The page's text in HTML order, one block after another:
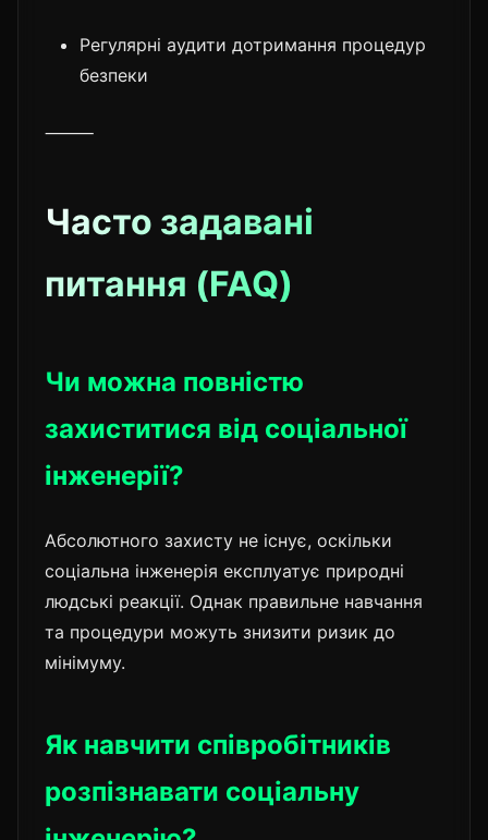
Регулярні аудити дотримання процедур
безпеки
⸻
Часто задавані
питання (FAQ)
Чи можна повністю
захиститися від соціальної
інженерії?
Абсолютного захисту не існує, оскільки
соціальна інженерія експлуатує природні
людські реакції. Однак правильне навчання
та процедури можуть знизити ризик до
мінімуму.
Як навчити співробітників
розпізнавати соціальну